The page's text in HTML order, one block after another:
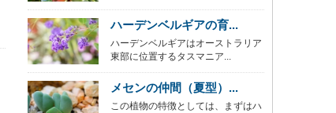
ハーデンベルギアの育...
ハーデンベルギアはオーストラリア
東部に位置するタスマニア...
メセンの仲間（夏型）...
この植物の特徴としては、まずはハ